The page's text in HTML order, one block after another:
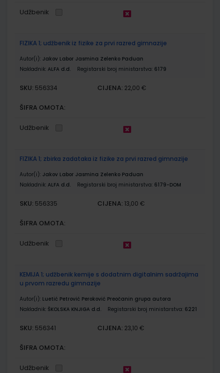
Udžbenik
FIZIKA 1; udžbenik iz fizike za prvi razred gimnazije
Autor(i): Jakov Labor Jasmina Zelenko Paduan
Nakladnik: ALFA d.d. Registarski broj ministarstva: 6179
SKU: 556334 CIJENA: 22,00 €
ŠIFRA OMOTA:
Udžbenik
FIZIKA 1; zbirka zadataka iz fizike za prvi razred gimnazije
Autor(i): Jakov Labor Jasmina Zelenko Paduan
Nakladnik: ALFA d.d. Registarski broj ministarstva: 6179-DOM
SKU: 556335 CIJENA: 13,00 €
ŠIFRA OMOTA:
Udžbenik
KEMIJA 1; udžbenik kemije s dodatnim digitalnim sadržajima
u prvom razredu gimnazije
Autor(i): Luetić Petrović Peroković Preočanin grupa autora
Nakladnik: ŠKOLSKA KNJIGA d.d. Registarski broj ministarstva: 6221
SKU: 556341 CIJENA: 23,10 €
ŠIFRA OMOTA:
Udžbenik